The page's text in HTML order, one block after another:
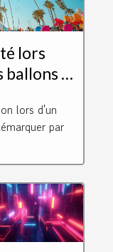
lors
ballons à
lors d'un
par